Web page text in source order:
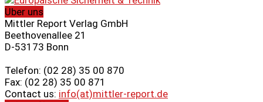
Über uns
Mittler Report Verlag GmbH
Beethovenallee 21
D-53173 Bonn
Telefon: (02 28) 35 00 870
Fax: (02 28) 35 00 871
Contact us: info(at)mittler-report.de